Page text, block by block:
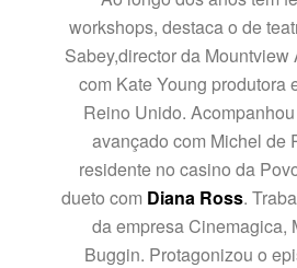
workshops, destaca o de
Sabey,director da
com Kate Young produtora
Reino Unido.
avançado com Michel de
residente no casino da
dueto com Diana Ross.
da empresa Cinemagica,
Buggin. Protagonizou o